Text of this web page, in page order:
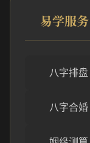
易学服务
八字排盘
八字合婚